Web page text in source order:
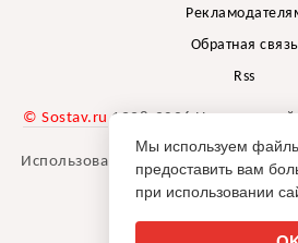
Обратная связь
Rss
© Sostav.ru 1998-2026
агентства
Использование материалов
указании
Мы используем
предоставить вам
при использовании